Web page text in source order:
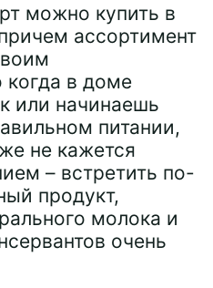
можно купить в
ассортимент
когда в доме
или начинаешь
питании,
не кажется
– встретить по-
продукт,
молока и
очень